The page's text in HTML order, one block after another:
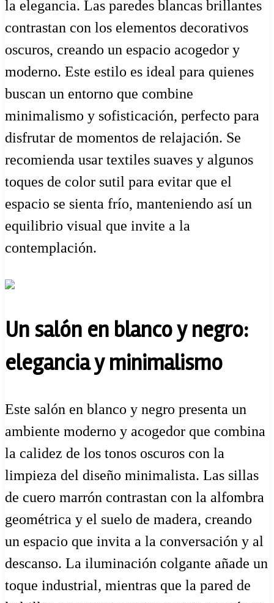
la elegancia. Las paredes blancas brillantes
contrastan con los elementos decorativos
oscuros, creando un espacio acogedor y
moderno. Este estilo es ideal para quienes
buscan un entorno que combine
minimalismo y sofisticación, perfecto para
disfrutar de momentos de relajación. Se
recomienda usar textiles suaves y algunos
toques de color sutil para evitar que el
espacio se sienta frío, manteniendo así un
equilibrio visual que invite a la
contemplación.
Un salón en blanco y negro:
elegancia y minimalismo
Este salón en blanco y negro presenta un
ambiente moderno y acogedor que combina
la calidez de los tonos oscuros con la
limpieza del diseño minimalista. Las sillas
de cuero marrón contrastan con la alfombra
geométrica y el suelo de madera, creando
un espacio que invita a la conversación y al
descanso. La iluminación colgante añade un
toque industrial, mientras que la pared de